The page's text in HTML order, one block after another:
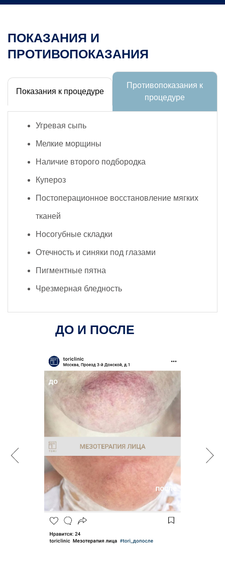
ПОКАЗАНИЯ И
ПРОТИВОПОКАЗАНИЯ
Показания к процедуре
Противопоказания к
процедуре
Угревая сыпь
Мелкие морщины
Наличие второго подбородка
Купероз
Постоперационное восстановление мягких
тканей
Носогубные складки
Отечность и синяки под глазами
Пигментные пятна
Чрезмерная бледность
ДО И ПОСЛЕ